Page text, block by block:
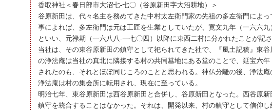
香取神社＜春日部市大沼七-七〇（谷原新田字大沼耕地）＞
谷原新田は、代々名主を務めてきた中村太左衛門家の先祖の多左衛門によ
事によれば、多左衛門は元は工匠を生業としていたが、寛文九年（一六六
といい、元禄期（一六八八-一七〇四）以降に東西二村に分かれたことが記さ
当社は、その東谷原新田の鎮守として祀られてきた社で、『風土記稿』東
の浄法庵は当社の真北に隣接する村の共同墓地にある堂のことで、延宝六
されたのも、それとほぼ同じころのことと思われる。神仏分離の後、浄法
浄法庵は村の集会所に転用され、現在に至っている。
明治七年、東谷原新田は西谷原新田と合併し、谷原新田となった。西谷原
鎮守を統合することはなかった。それは、開発以来、村の鎮守として信仰